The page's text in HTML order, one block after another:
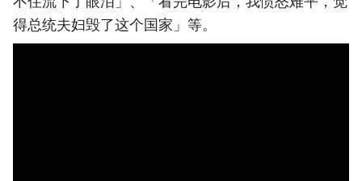
得总统夫妇毁了这个国家」等。